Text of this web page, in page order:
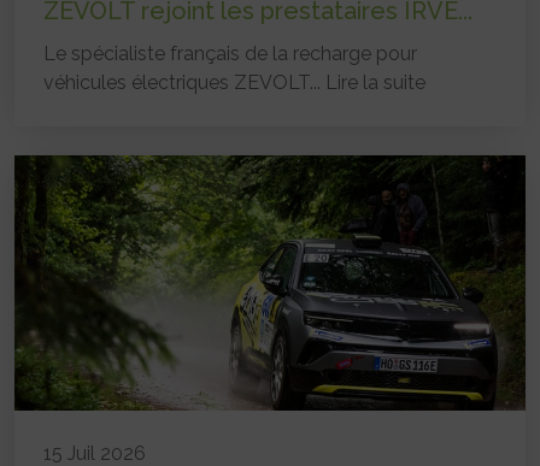
ZEVOLT rejoint les prestataires IRVE...
Le spécialiste français de la recharge pour
véhicules électriques ZEVOLT... Lire la suite
15 Juil 2026